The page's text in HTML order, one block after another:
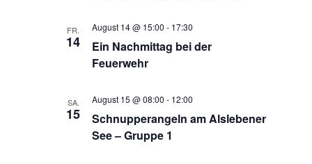
FR.
14
Ein Nachmittag bei der
Feuerwehr
August 14 @ 15:00 - 17:30
SA.
15
Schnupperangeln am Alslebener
See – Gruppe 1
August 15 @ 08:00 - 12:00